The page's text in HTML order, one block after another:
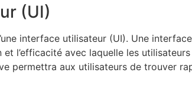
(UI)
interface utilisateur (UI). Une
l’efficacité avec laquelle les
permettra aux utilisateurs de trouver